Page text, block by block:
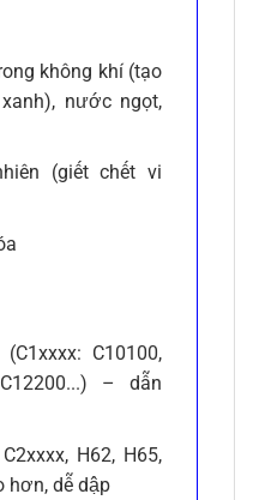
không khí (tạo
nước ngọt,
(giết chết vi
C10100,
– dẫn
H62, H65,
hơn, dễ dập